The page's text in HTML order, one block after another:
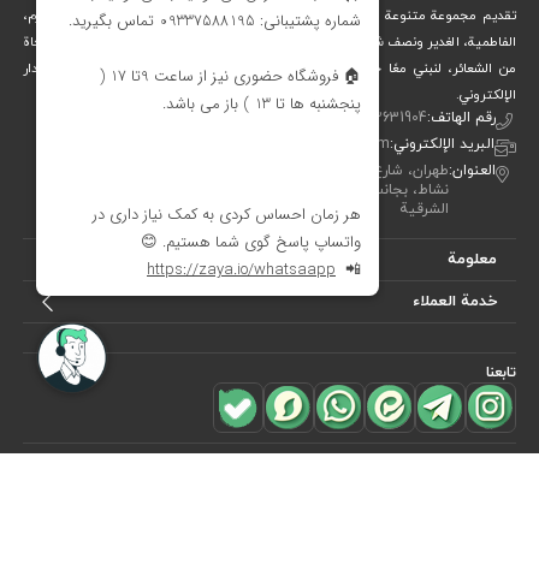
تقديم مجموعة متنوعة من المنتجات الخاصة بالمناسبات الوطنية والدينية، مثل محرم،
الفاطمية، الغدير ونصف شعبان، عبر متجرنا الإلكتروني.
نُهديكم هدايا فريدة وزينة مستوحاة
من الشعائر، لنبني معًا جسرًا جميلاً بين التقاليد والفن والحياة المعاصرة. متجر ديدار
الإلكتروني.
رقم الهاتف:00982122631904
البريد الإلكتروني:info[at]didareshop.com
العنوان:طهران، شارع شريعتي، فوق قُلهَك، شارع الشهيد كلاهدوز، تقاطع
الشرقية
معلومة
خدمة العملاء
تابعنا